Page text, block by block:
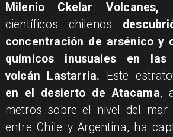
Milenio Ckelar Volcanes,
científicos chilenos
concentración de arsénico y
químicos inusuales en las
volcán Lastarria.
Este
en el desierto de Atacama,
metros sobre el nivel del
entre Chile y Argentina, ha